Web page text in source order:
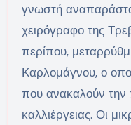
γνωστή
χειρόγραφο της
περίπου,
Καρλομάγνου, ο
που ανακαλούν την
καλλιέργειας. Οι